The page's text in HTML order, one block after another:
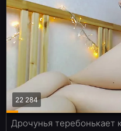
22 284
Дрочунья теребонькает